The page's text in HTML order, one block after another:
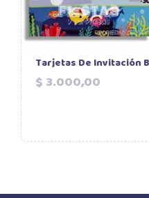
Tarjetas De Invitación
$ 3.000,00